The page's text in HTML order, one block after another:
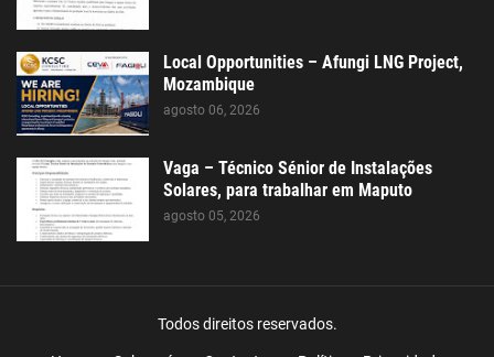
Local Opportunities – Afungi LNG Project,
Mozambique
agosto 06, 2026
Vaga – Técnico Sénior de Instalações
Solares, para trabalhar em Maputo
agosto 05, 2026
Todos direitos reservados.